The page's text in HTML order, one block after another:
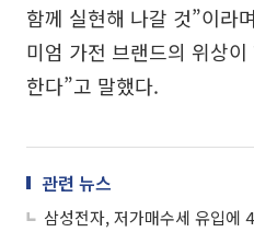
함께 실현해 나갈 것”이라
미엄 가전 브랜드의 위상
한다”고 말했다.
관련 뉴스
삼성전자, 저가매수세 유입에